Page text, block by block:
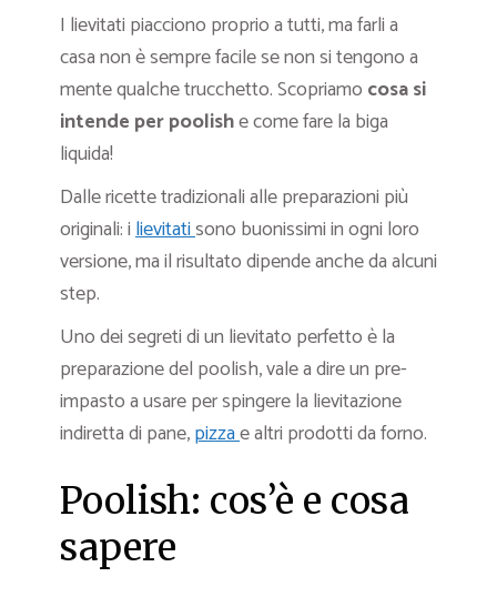
I lievitati piacciono proprio a tutti, ma farli a
casa non è sempre facile se non si tengono a
mente qualche trucchetto. Scopriamo cosa si
intende per poolishe come fare la biga
liquida!
Dalle ricette tradizionali alle preparazioni più
originali: ilievitatisono buonissimi in ogni loro
versione, ma il risultato dipende anche da alcuni
step.
Uno dei segreti di un lievitato perfetto è la
preparazione del poolish, vale a dire un pre-
impasto a usare per spingere la lievitazione
indiretta di pane,pizzae altri prodotti da forno.
Poolish: cos’è e cosa
sapere